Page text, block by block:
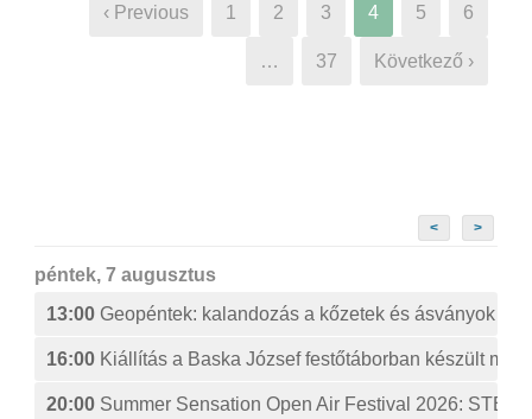
‹ Previous 1 2 3 4 5 6
… 37 Következő ›
< >
péntek, 7 augusztus
13:00 Geopéntek: kalandozás a kőzetek és ásványok
16:00 Kiállítás a Baska József festőtáborban készült
20:00 Summer Sensation Open Air Festival 2026: